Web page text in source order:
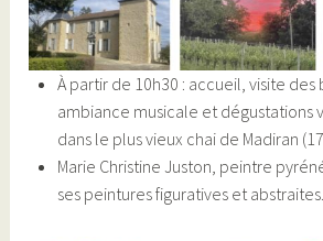
À partir de 10h30 : accueil, visite des
ambiance musicale et dégustations
dans le plus vieux chai de Madiran
Marie Christine Juston, peintre
ses peintures figuratives et abstraites.